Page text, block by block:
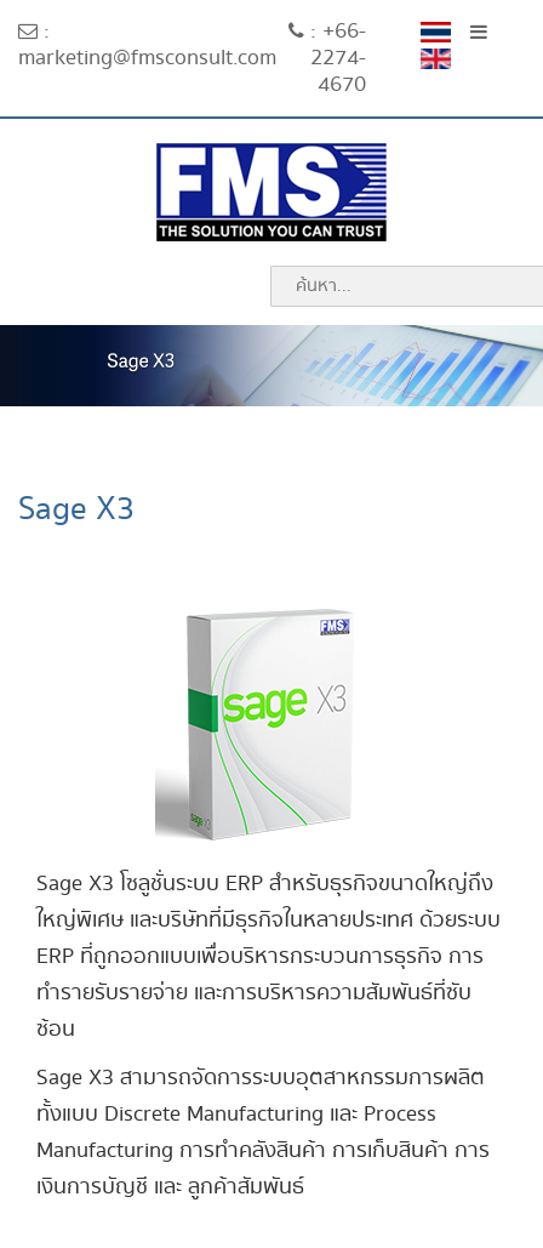
:
marketing@fmsconsult.com
: +66-
2274-
4670
Sage X3
Sage X3 โซลูชั่นระบบ ERP สำหรับธุรกิจขนาดใหญ่ถึง
ใหญ่พิเศษ และบริษัทที่มีธุรกิจในหลายประเทศ ด้วยระบบ
ERP ที่ถูกออกแบบเพื่อบริหารกระบวนการธุรกิจ การ
ทำรายรับรายจ่าย และการบริหารความสัมพันธ์ที่ซับ
ซ้อน
Sage X3 สามารถจัดการระบบอุตสาหกรรมการผลิต
ทั้งแบบ Discrete Manufacturing และ Process
Manufacturing การทำคลังสินค้า การเก็บสินค้า การ
เงินการบัญชี และ ลูกค้าสัมพันธ์